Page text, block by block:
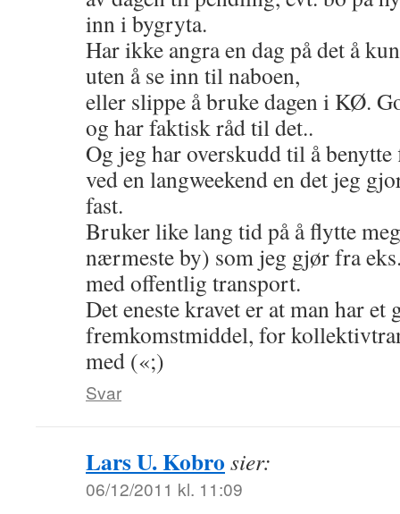
inn i bygryta.
Har ikke angra en dag på det å
uten å se inn til naboen,
eller slippe å bruke dagen i KØ.
og har faktisk råd til det..
Og jeg har overskudd til å
ved en langweekend en det jeg
fast.
Bruker like lang tid på å flytte
nærmeste by) som jeg gjør fra
med offentlig transport.
Det eneste kravet er at man har et
fremkomstmiddel, for
med («;)
Svar
Lars U. Kobro sier:
06/12/2011 kl. 11:09